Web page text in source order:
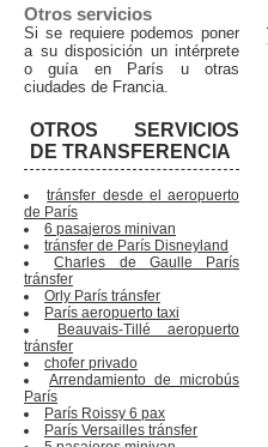
Otros servicios
Si se requiere podemos poner
a su disposición un intérprete
o guía en París u otras
ciudades de Francia.
OTROS SERVICIOS
DE TRANSFERENCIA
tránsfer desde el aeropuerto
de París
6 pasajeros minivan
tránsfer de París Disneyland
Charles de Gaulle París
tránsfer
Orly París tránsfer
París aeropuerto taxi
Beauvais-Tillé aeropuerto
tránsfer
chofer privado
Arrendamiento de microbús
París
París Roissy 6 pax
París Versailles tránsfer